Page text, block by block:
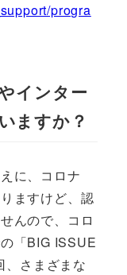
progra
インター
ますか？
に、コロナ
ますけど、認
んので、コロ
「BIG ISSUE
、さまざまな